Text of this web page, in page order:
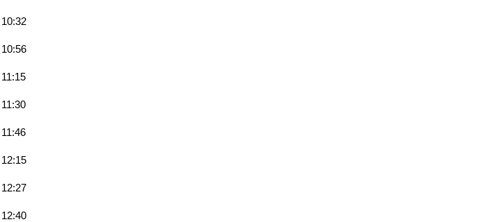
10:32
10:56
11:15
11:30
11:46
12:15
12:27
12:40